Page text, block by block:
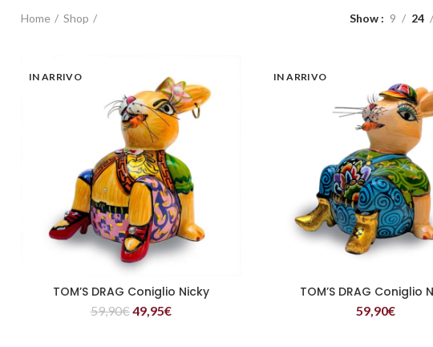
Home Shop Show 9 24
IN ARRIVO
LEGGI TUTTO
TOM’S DRAG Coniglio Nicky
59,90€49,95€
IN ARRIVO
LEGGI TUTTO
TOM’S DRAG Coniglio
59,90€